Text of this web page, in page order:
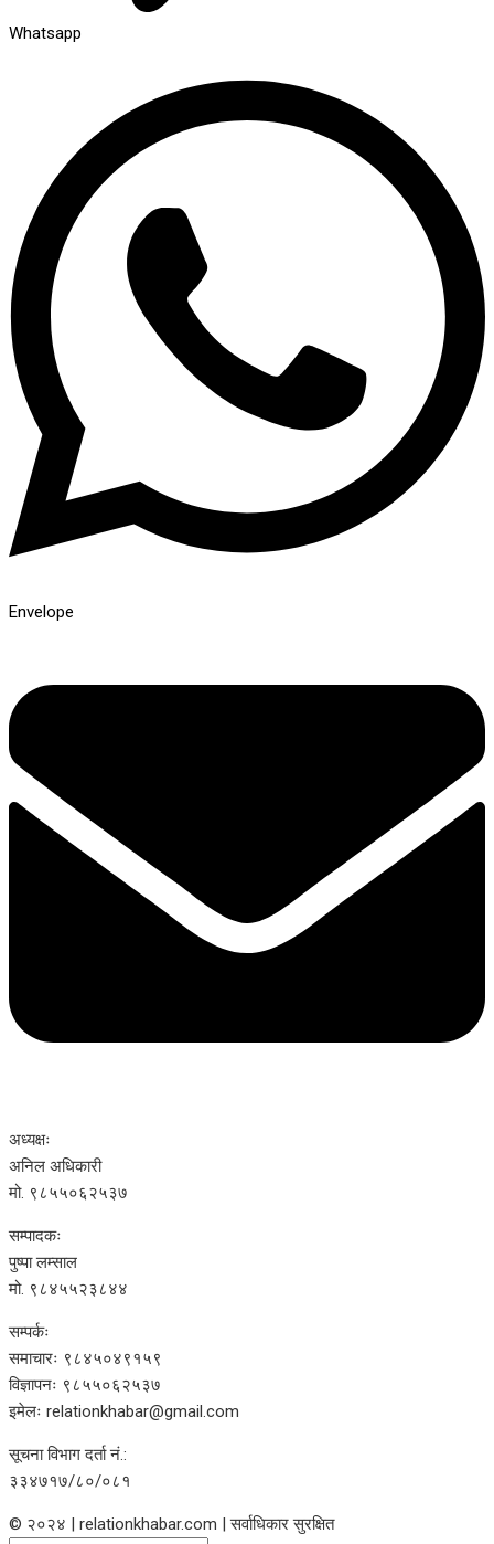
Whatsapp
Envelope
अध्यक्षः
अनिल अधिकारी
मो. ९८५५०६२५३७
सम्पादकः
पुष्पा लम्साल
मो. ९८४५५२३८४४
सम्पर्कः
समाचारः ९८४५०४९१५९
विज्ञापनः ९८५५०६२५३७
इमेलः relationkhabar@gmail.com
सूचना विभाग दर्ता नं.:
३३४७१७/८०/०८१
© २०२४ | relationkhabar.com | सर्वाधिकार सुरक्षित